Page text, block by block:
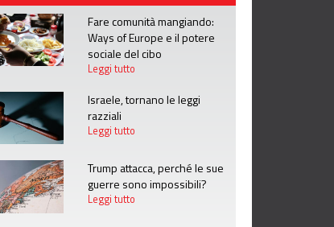
Fare comunità mangiando:
Ways of Europe e il potere
sociale del cibo
Leggi tutto
Israele, tornano le leggi
razziali
Leggi tutto
Trump attacca, perché le sue
guerre sono impossibili?
Leggi tutto